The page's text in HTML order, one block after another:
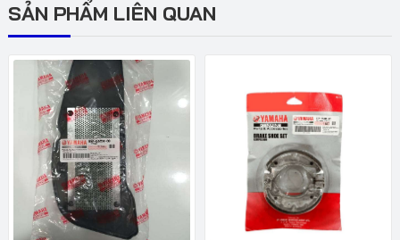
SẢN PHẨM LIÊN QUAN